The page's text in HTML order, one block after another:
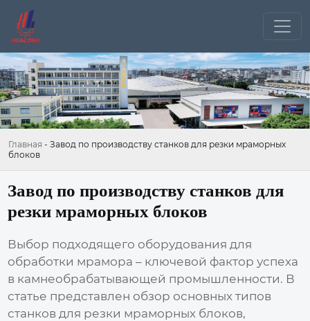
Главная - Завод по производству станков для резки мраморных
блоков
Завод по производству станков для
резки мраморных блоков
Выбор подходящего оборудования для
обработки мрамора – ключевой фактор успеха
в камнеобрабатывающей промышленности. В
статье представлен обзор основных типов
станков для резки мраморных блоков,